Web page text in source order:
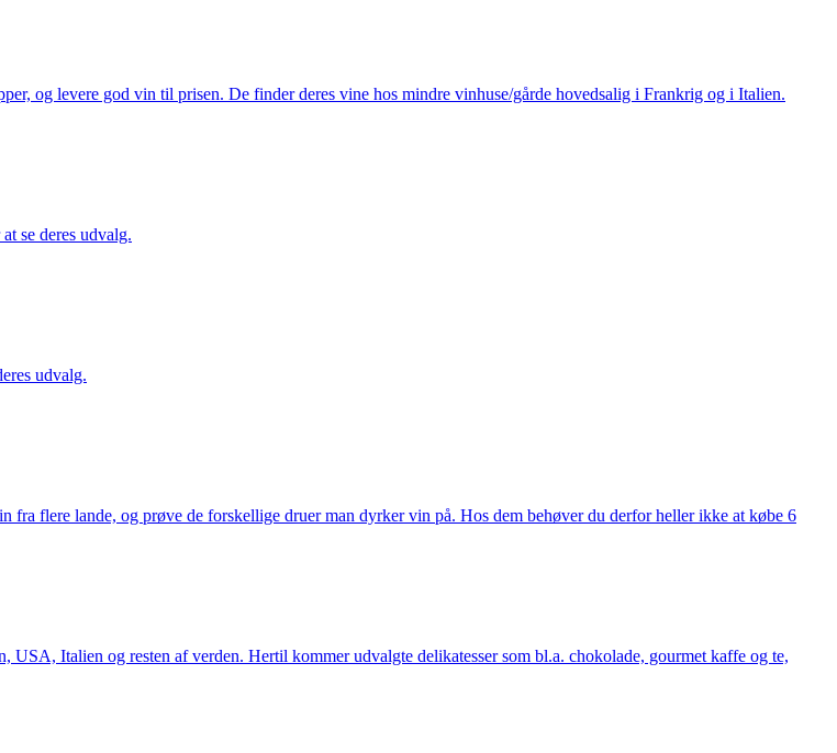
og levere god vin til prisen. De finder deres vine hos mindre vinhuse/gårde hovedsalig i Frankrig og i Italien.
se deres udvalg.
udvalg.
flere lande, og prøve de forskellige druer man dyrker vin på. Hos dem behøver du derfor heller ikke at købe 6
Italien og resten af verden. Hertil kommer udvalgte delikatesser som bl.a. chokolade, gourmet kaffe og te,